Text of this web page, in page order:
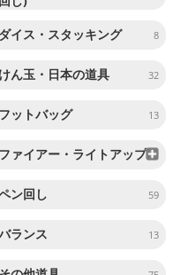
ダイス・スタッキング 8
けん玉・日本の道具 32
フットバッグ 13
ファイアー・ライトアップ
ン回し 59
ランス 13